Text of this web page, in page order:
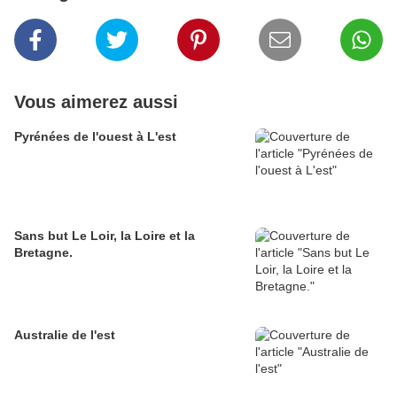
Vous aimerez aussi
Pyrénées de l'ouest à L'est
Sans but Le Loir, la Loire et la
Bretagne.
Australie de l'est